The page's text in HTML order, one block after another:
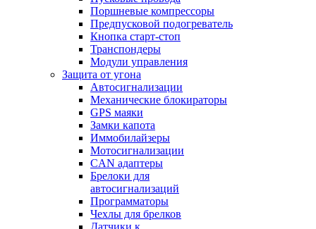
Поршневые компрессоры
Предпусковой подогреватель
Кнопка старт-стоп
Транспондеры
Модули управления
Защита от угона
Автосигнализации
Механические блoкираторы
GPS маяки
Замки капота
Иммобилайзеры
Мотосигнализации
CAN адаптеры
Брелоки для
автосигнализаций
Программаторы
Чехлы для брелков
Датчики к